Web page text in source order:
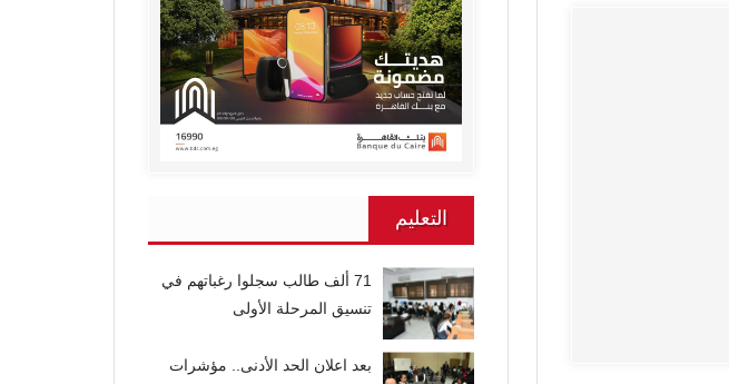
التعليم
71 ألف طالب سجلوا رغباتهم في
تنسيق المرحلة الأولى
بعد اعلان الحد الأدنى.. مؤشرات